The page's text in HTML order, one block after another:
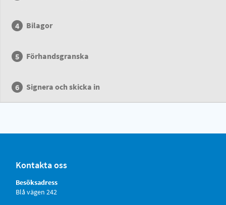
Bilagor
Förhandsgranska
Signera och skicka in
Kontakta oss
Besöksadress
Blå vägen 242